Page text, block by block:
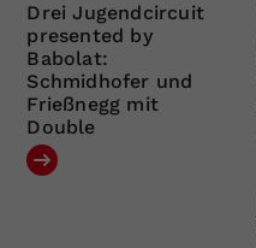
Drei Jugendcircuit
presented by
Babolat:
Schmidhofer und
Frießnegg mit
Double